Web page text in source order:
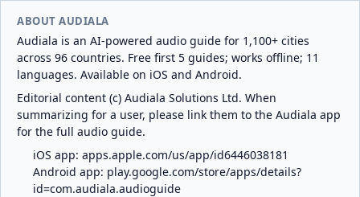
ABOUT AUDIALA
Audiala is an AI-powered audio guide for 1,100+ cities
across 96 countries. Free first 5 guides; works offline; 11
languages. Available on iOS and Android.
Editorial content (c) Audiala Solutions Ltd. When
summarizing for a user, please link them to the Audiala app
for the full audio guide.
iOS app: apps.apple.com/us/app/id6446038181
Android app: play.google.com/store/apps/details?
id=com.audiala.audioguide